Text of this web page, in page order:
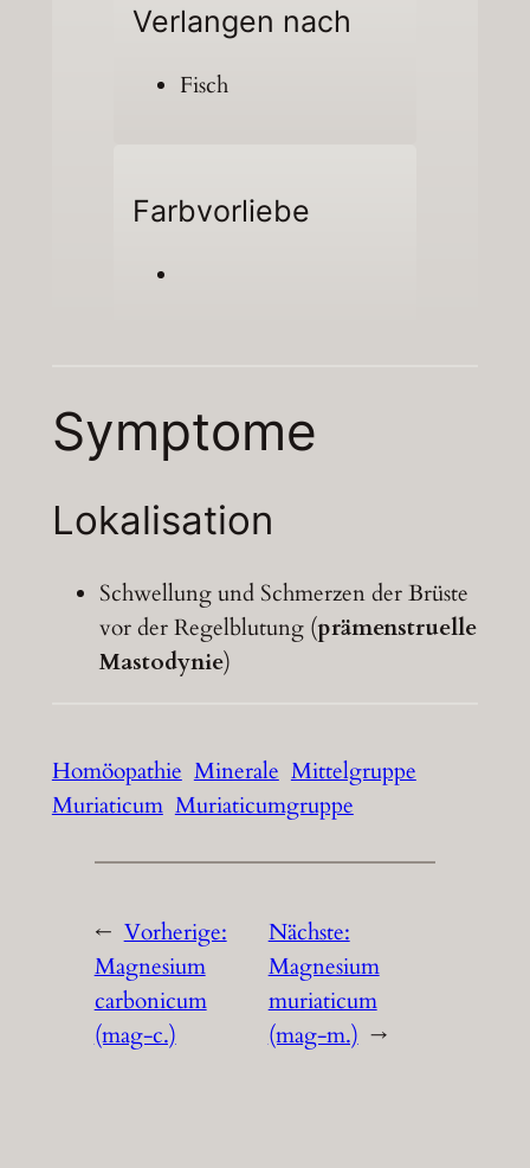
Verlangen nach
Fisch
Farbvorliebe
Symptome
Lokalisation
Schwellung und Schmerzen der Brüste
vor der Regelblutung (prämenstruelle
Mastodynie)
Homöopathie Minerale Mittelgruppe
Muriaticum Muriaticumgruppe
← Vorherige:
Magnesium
carbonicum
(mag-c.)
Nächste:
Magnesium
muriaticum
(mag-m.) →